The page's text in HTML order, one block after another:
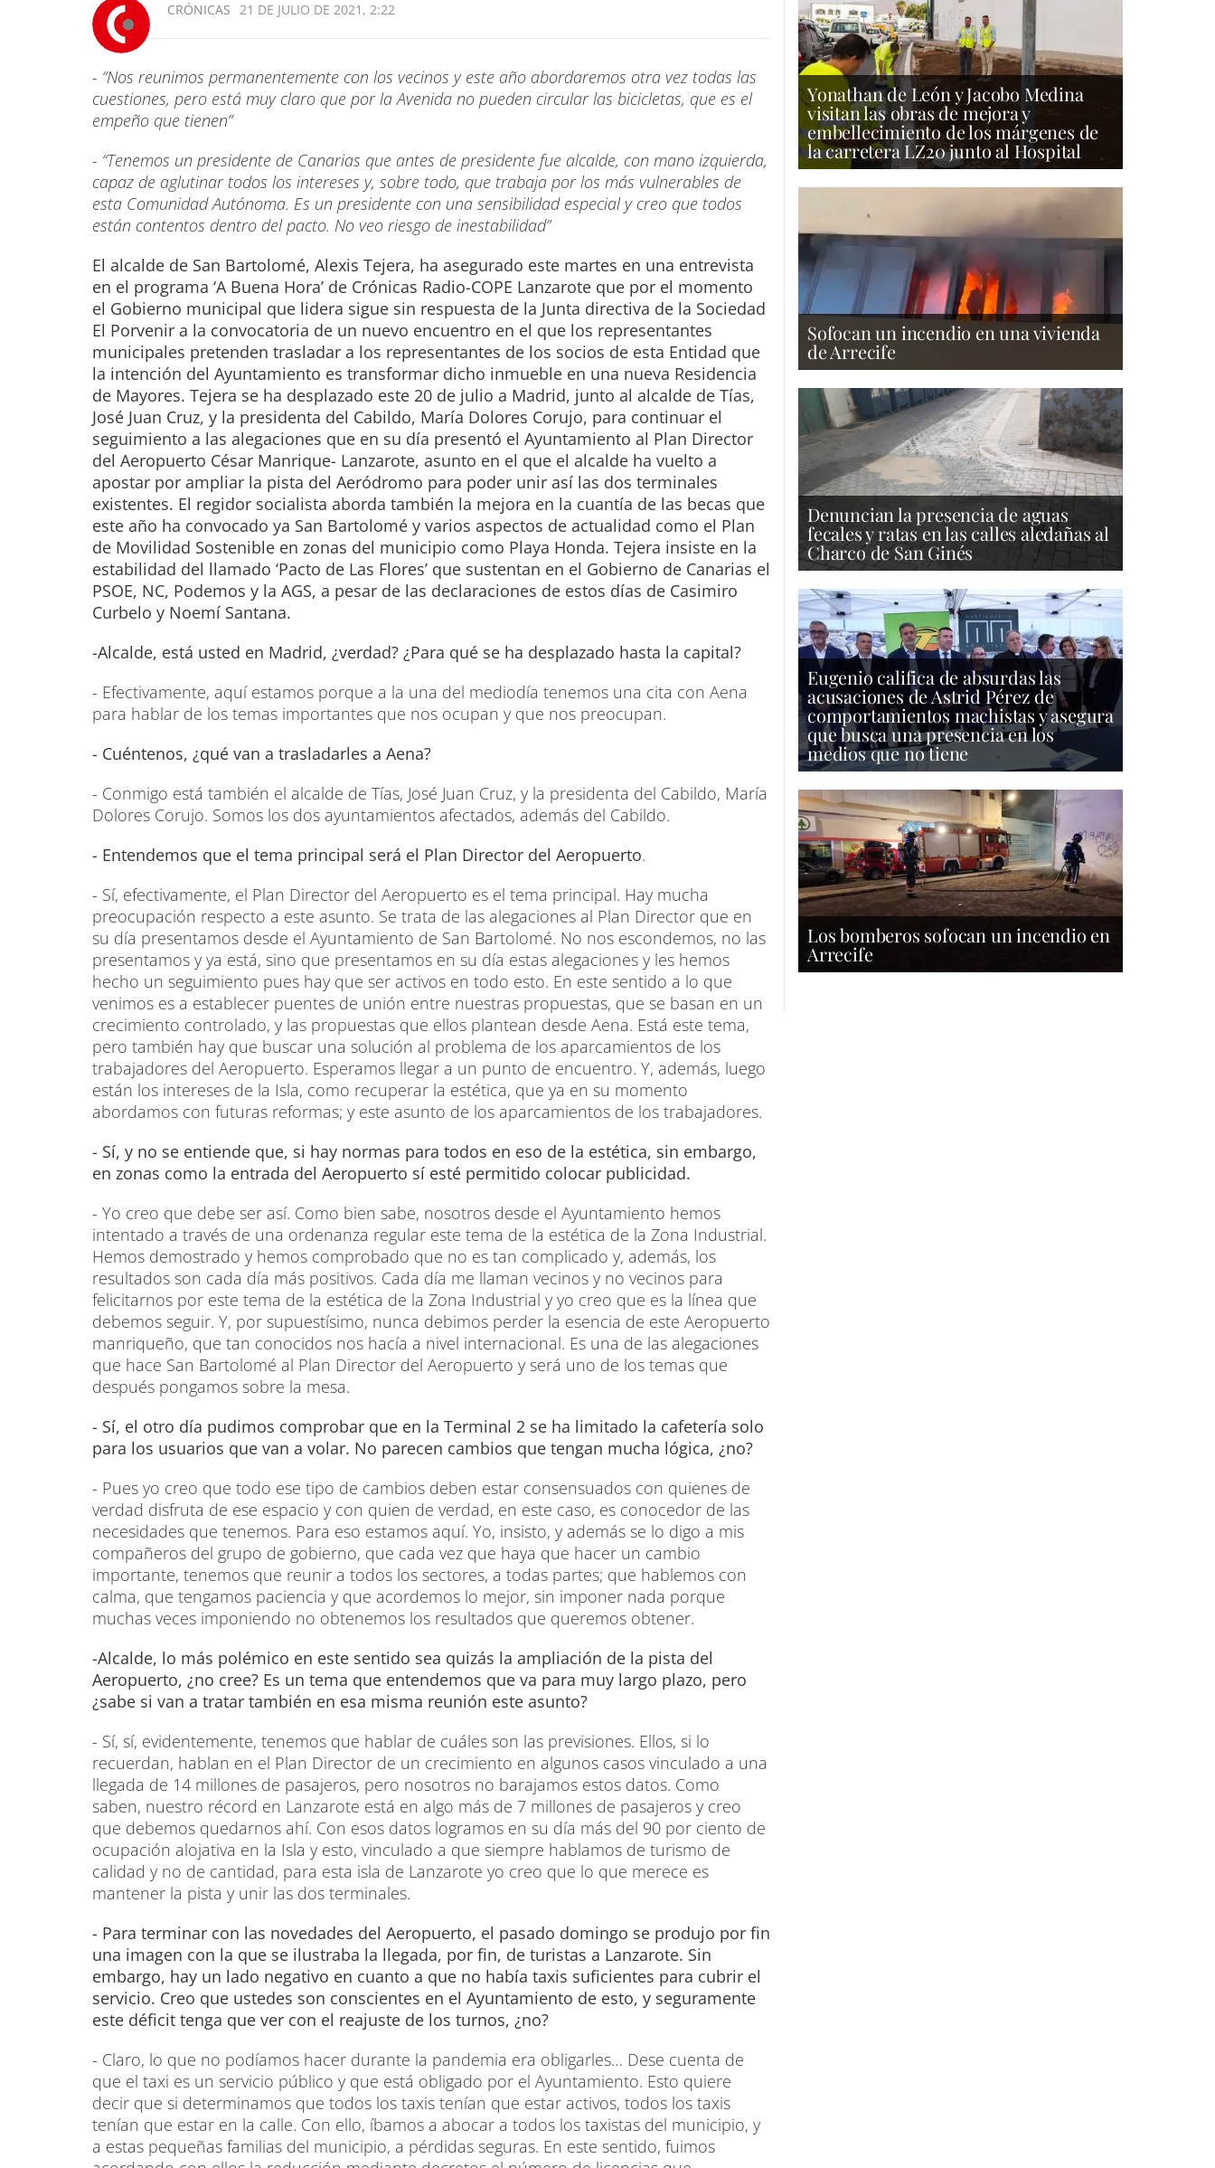
CRÓNICAS 21 DE JULIO DE 2021, 2:22
- “Nos reunimos permanentemente con los vecinos y este año abordaremos otra vez todas las
cuestiones, pero está muy claro que por la Avenida no pueden circular las bicicletas, que es el
empeño que tienen”
- “Tenemos un presidente de Canarias que antes de presidente fue alcalde, con mano izquierda,
capaz de aglutinar todos los intereses y, sobre todo, que trabaja por los más vulnerables de
esta Comunidad Autónoma. Es un presidente con una sensibilidad especial y creo que todos
están contentos dentro del pacto. No veo riesgo de inestabilidad”
El alcalde de San Bartolomé, Alexis Tejera, ha asegurado este martes en una entrevista
en el programa ‘A Buena Hora’ de Crónicas Radio-COPE Lanzarote que por el momento
el Gobierno municipal que lidera sigue sin respuesta de la Junta directiva de la Sociedad
El Porvenir a la convocatoria de un nuevo encuentro en el que los representantes
municipales pretenden trasladar a los representantes de los socios de esta Entidad que
la intención del Ayuntamiento es transformar dicho inmueble en una nueva Residencia
de Mayores. Tejera se ha desplazado este 20 de julio a Madrid, junto al alcalde de Tías,
José Juan Cruz, y la presidenta del Cabildo, María Dolores Corujo, para continuar el
seguimiento a las alegaciones que en su día presentó el Ayuntamiento al Plan Director
del Aeropuerto César Manrique- Lanzarote, asunto en el que el alcalde ha vuelto a
apostar por ampliar la pista del Aeródromo para poder unir así las dos terminales
existentes. El regidor socialista aborda también la mejora en la cuantía de las becas que
este año ha convocado ya San Bartolomé y varios aspectos de actualidad como el Plan
de Movilidad Sostenible en zonas del municipio como Playa Honda. Tejera insiste en la
estabilidad del llamado ‘Pacto de Las Flores’ que sustentan en el Gobierno de Canarias el
PSOE, NC, Podemos y la AGS, a pesar de las declaraciones de estos días de Casimiro
Curbelo y Noemí Santana.
-Alcalde, está usted en Madrid, ¿verdad? ¿Para qué se ha desplazado hasta la capital?
- Efectivamente, aquí estamos porque a la una del mediodía tenemos una cita con Aena
para hablar de los temas importantes que nos ocupan y que nos preocupan.
- Cuéntenos, ¿qué van a trasladarles a Aena?
- Conmigo está también el alcalde de Tías, José Juan Cruz, y la presidenta del Cabildo, María
Dolores Corujo. Somos los dos ayuntamientos afectados, además del Cabildo.
- Entendemos que el tema principal será el Plan Director del Aeropuerto.
- Sí, efectivamente, el Plan Director del Aeropuerto es el tema principal. Hay mucha
preocupación respecto a este asunto. Se trata de las alegaciones al Plan Director que en
su día presentamos desde el Ayuntamiento de San Bartolomé. No nos escondemos, no las
presentamos y ya está, sino que presentamos en su día estas alegaciones y les hemos
hecho un seguimiento pues hay que ser activos en todo esto. En este sentido a lo que
venimos es a establecer puentes de unión entre nuestras propuestas, que se basan en un
crecimiento controlado, y las propuestas que ellos plantean desde Aena. Está este tema,
pero también hay que buscar una solución al problema de los aparcamientos de los
trabajadores del Aeropuerto. Esperamos llegar a un punto de encuentro. Y, además, luego
están los intereses de la Isla, como recuperar la estética, que ya en su momento
abordamos con futuras reformas; y este asunto de los aparcamientos de los trabajadores.
- Sí, y no se entiende que, si hay normas para todos en eso de la estética, sin embargo,
en zonas como la entrada del Aeropuerto sí esté permitido colocar publicidad.
- Yo creo que debe ser así. Como bien sabe, nosotros desde el Ayuntamiento hemos
intentado a través de una ordenanza regular este tema de la estética de la Zona Industrial.
Hemos demostrado y hemos comprobado que no es tan complicado y, además, los
resultados son cada día más positivos. Cada día me llaman vecinos y no vecinos para
felicitarnos por este tema de la estética de la Zona Industrial y yo creo que es la línea que
debemos seguir. Y, por supuestísimo, nunca debimos perder la esencia de este Aeropuerto
manriqueño, que tan conocidos nos hacía a nivel internacional. Es una de las alegaciones
que hace San Bartolomé al Plan Director del Aeropuerto y será uno de los temas que
después pongamos sobre la mesa.
- Sí, el otro día pudimos comprobar que en la Terminal 2 se ha limitado la cafetería solo
para los usuarios que van a volar. No parecen cambios que tengan mucha lógica, ¿no?
- Pues yo creo que todo ese tipo de cambios deben estar consensuados con quienes de
verdad disfruta de ese espacio y con quien de verdad, en este caso, es conocedor de las
necesidades que tenemos. Para eso estamos aquí. Yo, insisto, y además se lo digo a mis
compañeros del grupo de gobierno, que cada vez que haya que hacer un cambio
importante, tenemos que reunir a todos los sectores, a todas partes; que hablemos con
calma, que tengamos paciencia y que acordemos lo mejor, sin imponer nada porque
muchas veces imponiendo no obtenemos los resultados que queremos obtener.
-Alcalde, lo más polémico en este sentido sea quizás la ampliación de la pista del
Aeropuerto, ¿no cree? Es un tema que entendemos que va para muy largo plazo, pero
¿sabe si van a tratar también en esa misma reunión este asunto?
- Sí, sí, evidentemente, tenemos que hablar de cuáles son las previsiones. Ellos, si lo
recuerdan, hablan en el Plan Director de un crecimiento en algunos casos vinculado a una
llegada de 14 millones de pasajeros, pero nosotros no barajamos estos datos. Como
saben, nuestro récord en Lanzarote está en algo más de 7 millones de pasajeros y creo
que debemos quedarnos ahí. Con esos datos logramos en su día más del 90 por ciento de
ocupación alojativa en la Isla y esto, vinculado a que siempre hablamos de turismo de
calidad y no de cantidad, para esta isla de Lanzarote yo creo que lo que merece es
mantener la pista y unir las dos terminales.
- Para terminar con las novedades del Aeropuerto, el pasado domingo se produjo por fin
una imagen con la que se ilustraba la llegada, por fin, de turistas a Lanzarote. Sin
embargo, hay un lado negativo en cuanto a que no había taxis suficientes para cubrir el
servicio. Creo que ustedes son conscientes en el Ayuntamiento de esto, y seguramente
este déficit tenga que ver con el reajuste de los turnos, ¿no?
- Claro, lo que no podíamos hacer durante la pandemia era obligarles… Dese cuenta de
que el taxi es un servicio público y que está obligado por el Ayuntamiento. Esto quiere
decir que si determinamos que todos los taxis tenían que estar activos, todos los taxis
tenían que estar en la calle. Con ello, íbamos a abocar a todos los taxistas del municipio, y
a estas pequeñas familias del municipio, a pérdidas seguras. En este sentido, fuimos
Yonathan de León y Jacobo Medina
visitan las obras de mejora y
embellecimiento de los márgenes de
la carretera LZ20 junto al Hospital
Sofocan un incendio en una vivienda
de Arrecife
Denuncian la presencia de aguas
fecales y ratas en las calles aledañas al
Charco de San Ginés
Eugenio califica de absurdas las
acusaciones de Astrid Pérez de
comportamientos machistas y asegura
que busca una presencia en los
medios que no tiene
Los bomberos sofocan un incendio en
Arrecife